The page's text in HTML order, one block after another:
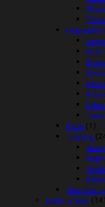
Plejemidler
Høm
Tisse
Pools (1)
Træning
Vitaminer
Katte artikler